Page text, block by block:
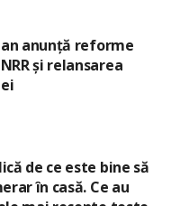
anunță reforme
și relansarea
de ce este bine să
în casă. Ce au